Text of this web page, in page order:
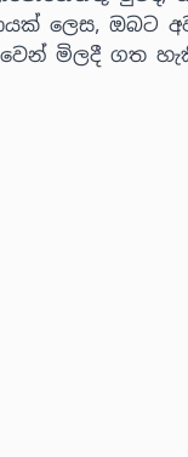
ලෙස, ඔබට
මිලදී ගත